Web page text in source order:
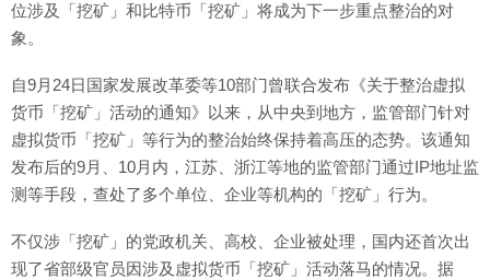
位涉及「挖矿」和比特币「挖矿」将成为下一步重点整治的对
象。
自9月24日国家发展改革委等10部门曾联合发布《关于整治虚拟
货币「挖矿」活动的通知》以来，从中央到地方，监管部门针对
虚拟货币「挖矿」等行为的整治始终保持着高压的态势。该通知
发布后的9月、10月内，江苏、浙江等地的监管部门通过IP地址监
测等手段，查处了多个单位、企业等机构的「挖矿」行为。
不仅涉「挖矿」的党政机关、高校、企业被处理，国内还首次出
现了省部级官员因涉及虚拟货币「挖矿」活动落马的情况。据